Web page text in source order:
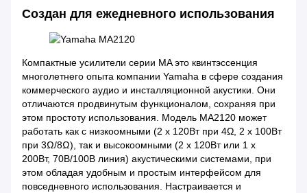
Создан для ежедневного использования
Компактные усилители серии MA это квинтэссенция
многолетнего опыта компании Yamaha в сфере создания
коммерческого аудио и инсталляционной акустики. Они
отличаются продвинутым функционалом, сохраняя при
этом простоту использования. Модель MA2120 может
работать как с низкоомными (2 х 120Вт при 4Ω, 2 х 100Вт
при 3Ω/8Ω), так и высокоомными (2 x 120Вт или 1 х
200Вт, 70В/100В линия) акустическими системами, при
этом обладая удобным и простым интерфейсом для
повседневного использования. Настраивается и